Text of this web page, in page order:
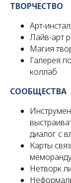
ТВОРЧЕСТВО
Арт-
Лайв-арт
Магия
Галерея
коллаб
СООБЩЕСТВА
диалог с
Карты
Нетворк